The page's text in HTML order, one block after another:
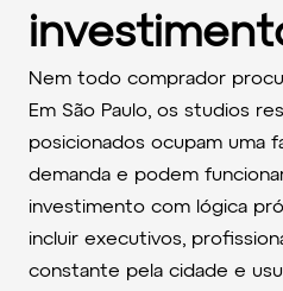
Nem todo comprador
Em São Paulo, os studios
posicionados ocupam uma
demanda e podem
investimento com lógica
incluir executivos,
constante pela cidade e